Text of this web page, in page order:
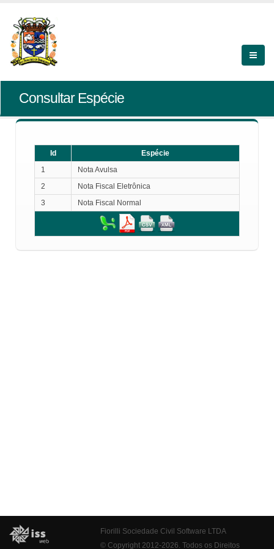
Consultar Espécie
Id
Espécie
1
Nota Avulsa
2
Nota Fiscal Eletrônica
3
Nota Fiscal Normal
Fiorilli Sociedade Civil Software LTDA
© Copyright 2012-2026. Todos os Direitos